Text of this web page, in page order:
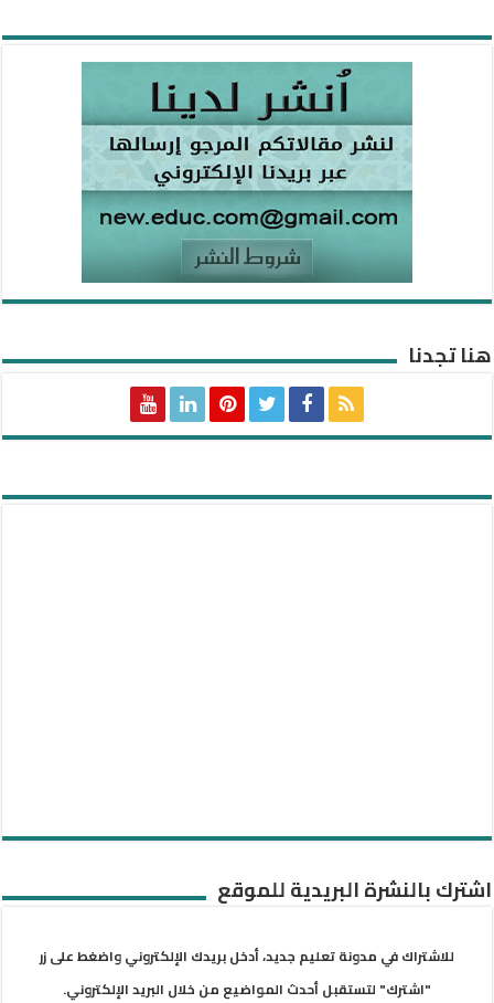
هنا تجدنا
اشترك بالنشرة البريدية للموقع
للاشتراك في مدونة تعليم جديد، أدخل بريدك الإلكتروني واضغط على زر
"اشترك" لتستقبل أحدث المواضيع من خلال البريد الإلكتروني.